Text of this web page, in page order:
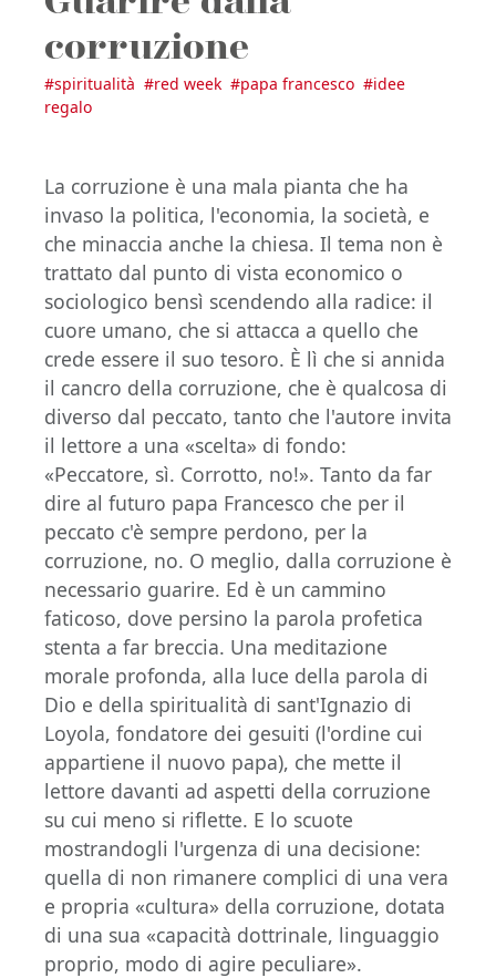
corruzione
#spiritualità #red week #papa francesco #idee
regalo
La corruzione è una mala pianta che ha
invaso la politica, l'economia, la società, e
che minaccia anche la chiesa. Il tema non è
trattato dal punto di vista economico o
sociologico bensì scendendo alla radice: il
cuore umano, che si attacca a quello che
crede essere il suo tesoro. È lì che si annida
il cancro della corruzione, che è qualcosa di
diverso dal peccato, tanto che l'autore invita
il lettore a una «scelta» di fondo:
«Peccatore, sì. Corrotto, no!». Tanto da far
dire al futuro papa Francesco che per il
peccato c'è sempre perdono, per la
corruzione, no. O meglio, dalla corruzione è
necessario guarire. Ed è un cammino
faticoso, dove persino la parola profetica
stenta a far breccia. Una meditazione
morale profonda, alla luce della parola di
Dio e della spiritualità di sant'Ignazio di
Loyola, fondatore dei gesuiti (l'ordine cui
appartiene il nuovo papa), che mette il
lettore davanti ad aspetti della corruzione
su cui meno si riflette. E lo scuote
mostrandogli l'urgenza di una decisione:
quella di non rimanere complici di una vera
e propria «cultura» della corruzione, dotata
di una sua «capacità dottrinale, linguaggio
proprio, modo di agire peculiare».